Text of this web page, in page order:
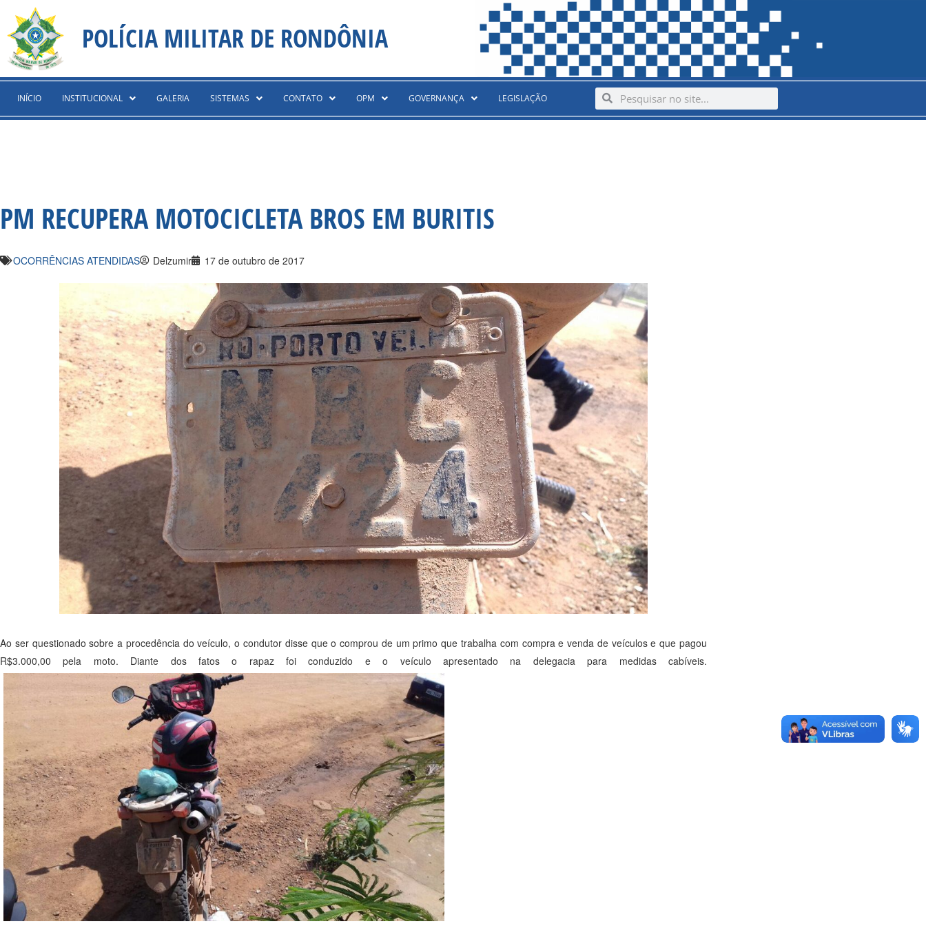
content
para
conteúdo
POLÍCIA MILITAR DE RONDÔNIA
INÍCIO INSTITUCIONAL GALERIA SISTEMAS CONTATO OPM GOVERNANÇA LEGISLAÇÃO SearchSearch
PM RECUPERA MOTOCICLETA BROS EM BURITIS
OCORRÊNCIAS ATENDIDAS Delzumir 17 de outubro de 2017
Ao ser questionado sobre a procedência do veículo, o condutor disse que o comprou de um primo que trabalha com compra e venda de veículos e que pagou
R$3.000,00 pela moto. Diante dos fatos o rapaz foi conduzido e o veículo apresentado na delegacia para medidas cabíveis.